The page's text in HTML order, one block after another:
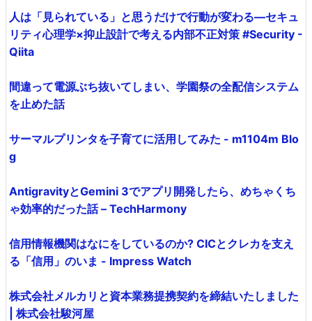
人は「見られている」と思うだけで行動が変わる―セキュ
リティ心理学×抑止設計で考える内部不正対策 #Security -
Qiita
間違って電源ぶち抜いてしまい、学園祭の全配信システム
を止めた話
サーマルプリンタを子育てに活用してみた - m1104m Blo
g
AntigravityとGemini 3でアプリ開発したら、めちゃくち
ゃ効率的だった話 – TechHarmony
信用情報機関はなにをしているのか? CICとクレカを支え
る「信用」のいま - Impress Watch
株式会社メルカリと資本業務提携契約を締結いたしました
| 株式会社駿河屋